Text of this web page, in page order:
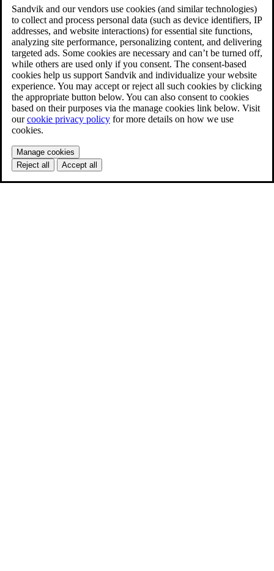
Sandvik and our vendors use cookies (and similar technologies)
to collect and process personal data (such as device identifiers, IP
addresses, and website interactions) for essential site functions,
analyzing site performance, personalizing content, and delivering
targeted ads. Some cookies are necessary and can’t be turned off,
while others are used only if you consent. The consent-based
cookies help us support Sandvik and individualize your website
experience. You may accept or reject all such cookies by clicking
the appropriate button below. You can also consent to cookies
based on their purposes via the manage cookies link below. Visit
ourcookie privacy policy for more details on how we use
cookies.
Manage cookies
Reject all
Accept all